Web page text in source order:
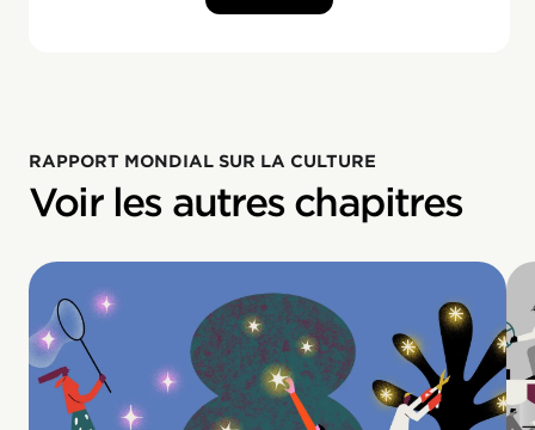
RAPPORT MONDIAL SUR LA CULTURE
Voir les autres chapitres